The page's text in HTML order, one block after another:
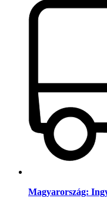
Magyarország: